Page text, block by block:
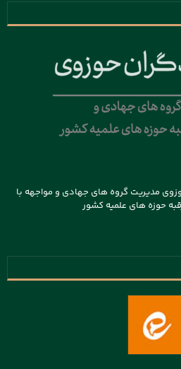
مدیریت گروه های جهادی و مواجهه با
حوزه های علمیه کشور